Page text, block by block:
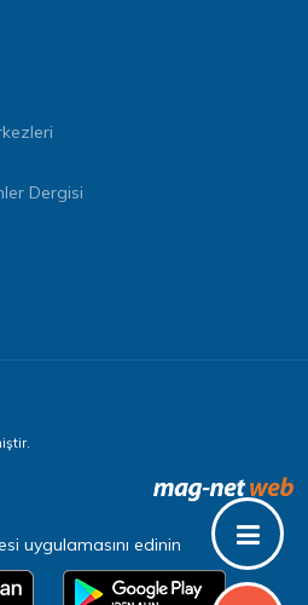
Dergisi
uygulamasını edinin